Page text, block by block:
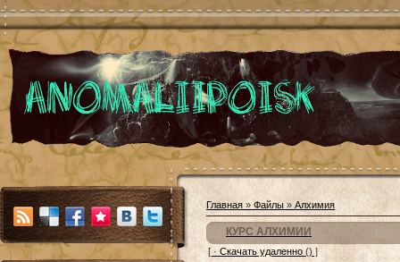
Главная » Файлы » Алхимия
КУРС АЛХИМИИ
[ · Скачать удаленно () ]